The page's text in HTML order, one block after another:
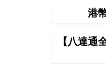
港
【八達通